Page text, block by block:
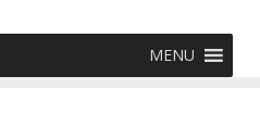
MENU